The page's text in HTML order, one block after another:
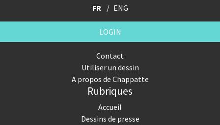
FR ENG
LOGIN
Contact
Utiliser un dessin
A propos de Chappatte
Rubriques
Accueil
Dessins de presse